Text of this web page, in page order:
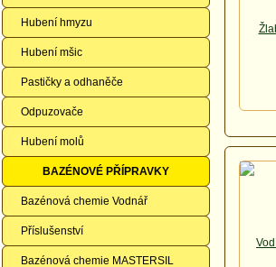
Hubení hmyzu
Hubení mšic
Pastičky a odhaněče
Odpuzovače
Hubení molů
BAZÉNOVÉ PŘÍPRAVKY
Bazénová chemie Vodnář
Příslušenství
Bazénová chemie MASTERSIL